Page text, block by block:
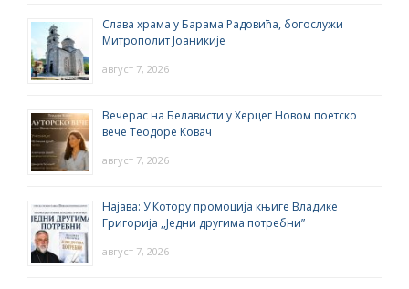
Слава храма у Барама Радовића, богослужи
Митрополит Јоаникије
август 7, 2026
Вечерас на Белависти у Херцег Новом поетско
вече Теодоре Ковач
август 7, 2026
Најава: У Котору промоција књиге Владике
Григорија ,,Једни другима потребни”
август 7, 2026